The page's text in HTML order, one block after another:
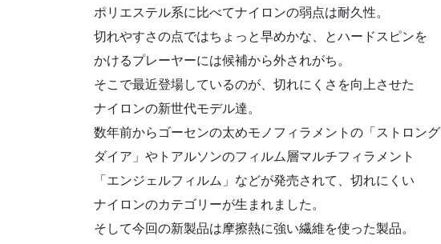
ポリエステル系に比べてナイロンの弱点は耐久性。
切れやすさの点ではちょっと早めかな、とハードスピンを
かけるプレーヤーには候補から外されがち。
そこで最近登場しているのが、切れにくさを向上させた
ナイロンの新世代モデル達。
数年前からゴーセンの太めモノフィラメントの「ストロング
ダイア」やトアルソンのフィルム層マルチフィラメント
「エンジェルフィルム」などが発売されて、切れにくい
ナイロンのカテゴリーが生まれました。
そして今回の新製品は摩擦熱に強い繊維を使った製品。